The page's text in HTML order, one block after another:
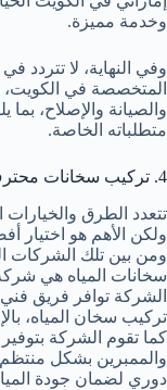
وخدمة مميزة.
وفي النهاية، لا تتردد
المتخصصة في
والصيانة والإصلاح،
متطلباته الخاصة.
4. تركيب سخانات محترف بضمان شركة السخانات
تتعدد الطرق
ولكن الأهم هو اختيار
ومن بين تلك الشركات
سخانات المياه هي
الشركة توافر فريق
تركيب سخان المياه،
كما تقوم الشركة بتوفير
والممبرين بشكل
دوري لضمان جودة